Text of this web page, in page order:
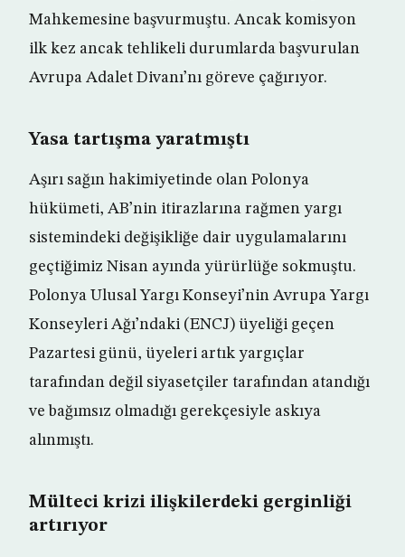
Mahkemesine başvurmuştu. Ancak komisyon
ilk kez ancak tehlikeli durumlarda başvurulan
Avrupa Adalet Divanı’nı göreve çağırıyor.
Yasa tartışma yaratmıştı
Aşırı sağın hakimiyetinde olan Polonya
hükümeti, AB’nin itirazlarına rağmen yargı
sistemindeki değişikliğe dair uygulamalarını
geçtiğimiz Nisan ayında yürürlüğe sokmuştu.
Polonya Ulusal Yargı Konseyi’nin Avrupa Yargı
Konseyleri Ağı’ndaki (ENCJ) üyeliği geçen
Pazartesi günü, üyeleri artık yargıçlar
tarafından değil siyasetçiler tarafından atandığı
ve bağımsız olmadığı gerekçesiyle askıya
alınmıştı.
Mülteci krizi ilişkilerdeki gerginliği
artırıyor